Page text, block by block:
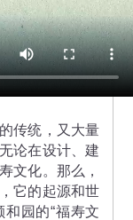
传统，又大量
论在设计、建
文化。那么，
它的起源和世
园的“福寿文